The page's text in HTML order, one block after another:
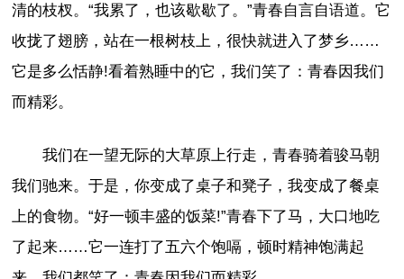
清的枝杈。“我累了，也该歇歇了。”青春自言自语道。它
收拢了翅膀，站在一根树枝上，很快就进入了梦乡……
它是多么恬静!看着熟睡中的它，我们笑了：青春因我们
而精彩。
我们在一望无际的大草原上行走，青春骑着骏马朝
我们驰来。于是，你变成了桌子和凳子，我变成了餐桌
上的食物。“好一顿丰盛的饭菜!”青春下了马，大口地吃
了起来……它一连打了五六个饱嗝，顿时精神饱满起